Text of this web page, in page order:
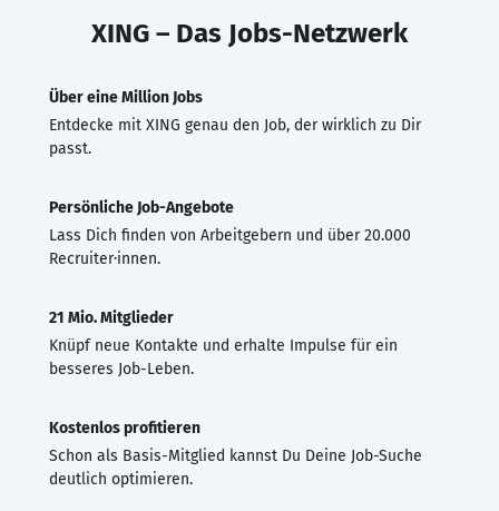
XING – Das Jobs-Netzwerk
Über eine Million Jobs
Entdecke mit XING genau den Job, der wirklich zu Dir
passt.
Persönliche Job-Angebote
Lass Dich finden von Arbeitgebern und über 20.000
Recruiter·innen.
21 Mio. Mitglieder
Knüpf neue Kontakte und erhalte Impulse für ein
besseres Job-Leben.
Kostenlos profitieren
Schon als Basis-Mitglied kannst Du Deine Job-Suche
deutlich optimieren.